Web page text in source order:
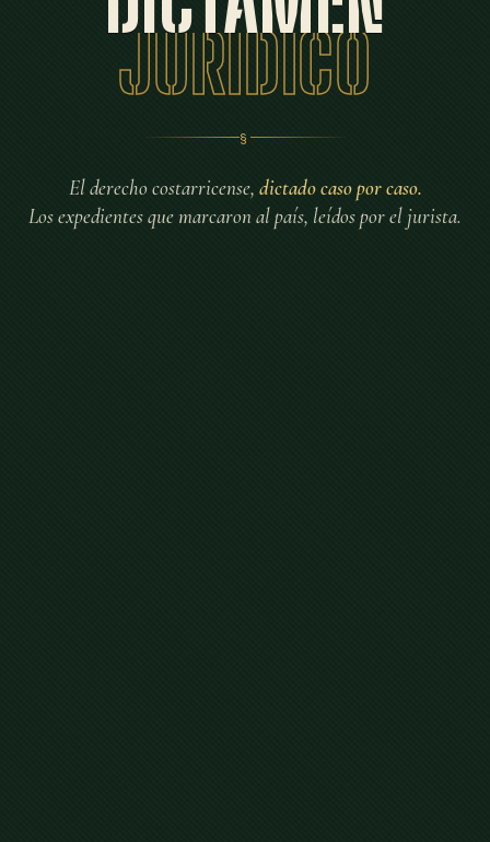
JURÍDICO
§
El derecho costarricense, dictado caso por caso.
Los expedientes que marcaron al país, leídos por el jurista.